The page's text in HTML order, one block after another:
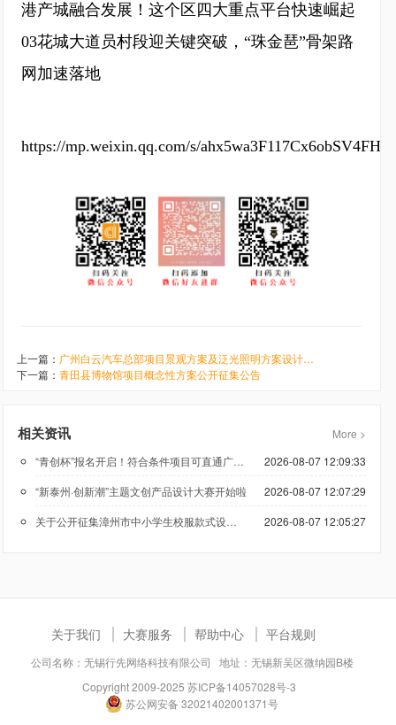
港产城融合发展！这个区四大重点平台快速崛起
03花城大道员村段迎关键突破，“珠金琶”骨架路
网加速落地
https://mp.weixin.qq.com/s/ahx5wa3F117Cx6obSV4FHQ
上一篇：
广州白云汽车总部项目景观方案及泛光照明方案设计竞赛正式启动
下一篇： 青田县博物馆项目概念性方案公开征集公告
相关资讯
More >
“青创杯”报名开启！符合条件项目可直通广州科技创新创业大赛
2026-08-07 12:09:33
“新泰州·创新潮”主题文创产品设计大赛开始啦
2026-08-07 12:07:29
关于公开征集漳州市中小学生校服款式设计方案的公告
2026-08-07 12:05:27
关于我们 大赛服务 帮助中心 平台规则
公司名称：无锡行先网络科技有限公司 地址：无锡新吴区微纳园B楼
Copyright 2009-2025 苏ICP备14057028号-3
苏公网安备 32021402001371号